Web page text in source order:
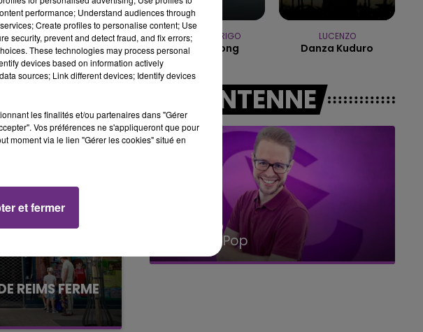
10h00 - 14h00
LE TICKET DE CAISSE
en urgence
REIMS FERME
centre-ville
OLIVIA RODRIGO
Stupid Song
LUCENZO
Danza Kuduro
A L'ANTENNE
14h00 - 15h00
La Radio Pop
performance; Understand audiences through
Create profiles to personalise content; Use
security, prevent and detect fraud, and fix errors;
These technologies may process personal
devices based on information actively
sources; Link different devices; Identify devices
les finalités et/ou partenaires dans "Gérer
Vos préférences ne s'appliqueront que pour
moment via le lien "Gérer les cookies" situé en
et fermer